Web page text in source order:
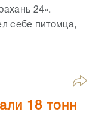
24».
себе питомца,
18 тонн